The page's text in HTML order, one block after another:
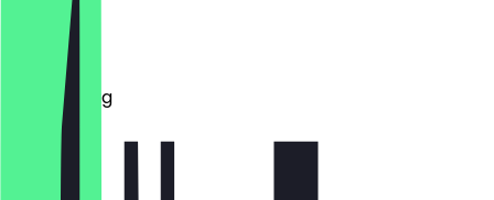
Montag
Dienstag
Mittwoch
Donnerstag
Freitag
Samstag
Sonntag